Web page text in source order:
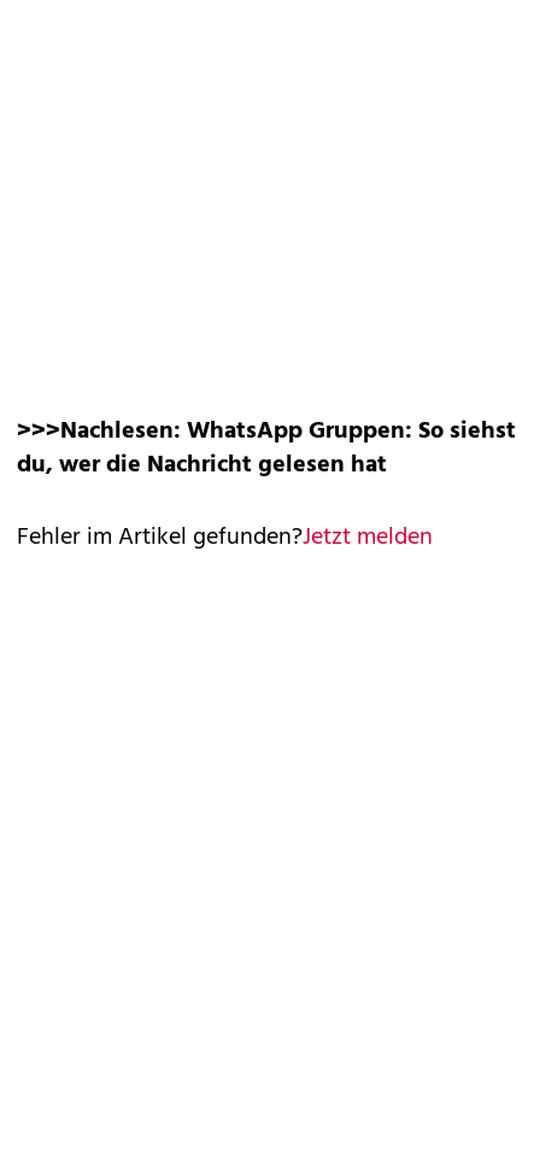
>>>Nachlesen:WhatsApp Gruppen: So siehst
du, wer die Nachricht gelesen hat
Fehler im Artikel gefunden?Jetzt melden